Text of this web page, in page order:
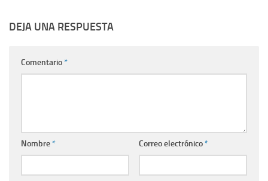
DEJA UNA RESPUESTA
Comentario*
Nombre* Correo electrónico*